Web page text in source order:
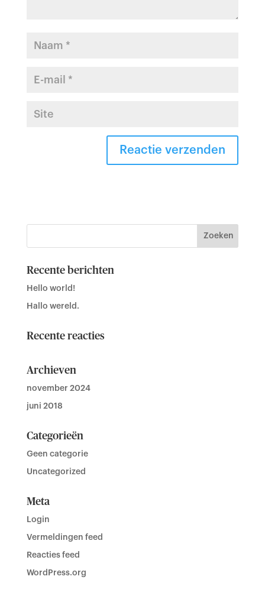
Recente berichten
Hello world!
Hallo wereld.
Recente reacties
Archieven
november 2024
juni 2018
Categorieën
Geen categorie
Uncategorized
Meta
Login
Vermeldingen feed
Reacties feed
WordPress.org